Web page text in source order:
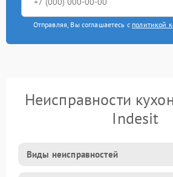
Отправляя, Вы соглашаетесь с политикой
Неисправности
Indesit
Виды неисправностей